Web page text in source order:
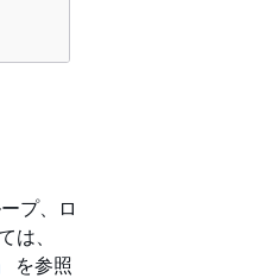
プ、ロ
は、
を参照